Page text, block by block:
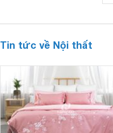
Tin tức về Nội thất